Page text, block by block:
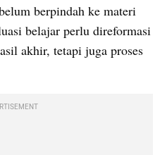
berpindah ke materi
belajar perlu direformasi
akhir, tetapi juga proses